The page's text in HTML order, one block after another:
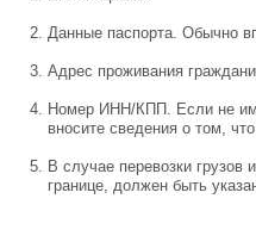
Данные паспорта. Обычно
Адрес проживания
Номер ИНН/КПП. Если не
вносите сведения о том,
В случае перевозки грузов
границе, должен быть